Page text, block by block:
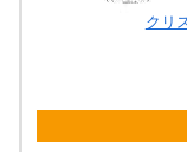
クリ